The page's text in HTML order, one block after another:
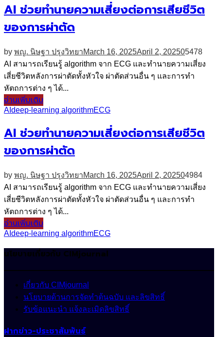
AI ช่วยทำนายความเสี่ยงต่อการเสียชีวิต
ของการผ่าตัด
by พญ. นิษฐา ปรุงวิทยาMarch 16, 2025April 2, 202505478
AI สามารถเรียนรู้ algorithm จาก ECG และทำนายความเสี่ยง
เสี่ยชีวิตหลังการผ่าตัดทั้งหัวใจ ผ่าตัดส่วนอื่น ๆ และการทำ
หัตถการต่าง ๆ ได้...
อ่านเพิ่มเติม
AI deep-learning algorithmECG
AI ช่วยทำนายความเสี่ยงต่อการเสียชีวิต
ของการผ่าตัด
by พญ. นิษฐา ปรุงวิทยาMarch 16, 2025April 2, 202504984
AI สามารถเรียนรู้ algorithm จาก ECG และทำนายความเสี่ยง
เสี่ยชีวิตหลังการผ่าตัดทั้งหัวใจ ผ่าตัดส่วนอื่น ๆ และการทำ
หัตถการต่าง ๆ ได้...
อ่านเพิ่มเติม
AI deep-learning algorithmECG
นโยบายเกี่ยวกับ CIMjournal
เกี่ยวกับ CIMjournal
นโยบายด้านการจัดทำต้นฉบับ และลิขสิทธิ์
รับข้อแนะนำ แจ้งละเมิดลิขสิทธิ์
ฝากข่าว-ประชาสัมพันธ์